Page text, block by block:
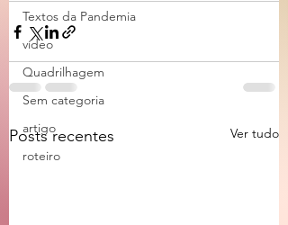
Textos da Pandemia
vídeo
Quadrilhagem
Sem categoria
artigo
roteiro
Posts recentes Ver tudo